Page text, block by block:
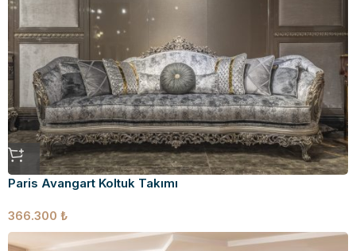
Paris Avangart Koltuk Takımı
366.300 ₺